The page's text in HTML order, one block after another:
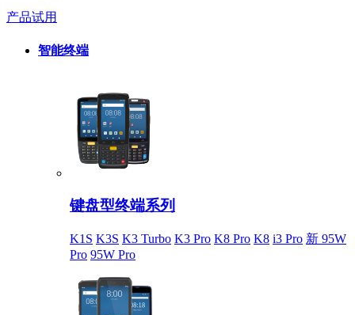
产品试用
智能终端
键盘型终端系列
K1S K3S K3 Turbo K3 Pro K8 Pro K8 i3 Pro 新 95W
Pro 95W Pro